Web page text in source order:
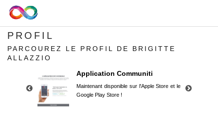
PROFIL
PARCOUREZ LE PROFIL DE BRIGITTE
ALLAZZIO
Application Communiti
Maintenant disponible sur l'Apple Store et le
Google Play Store !